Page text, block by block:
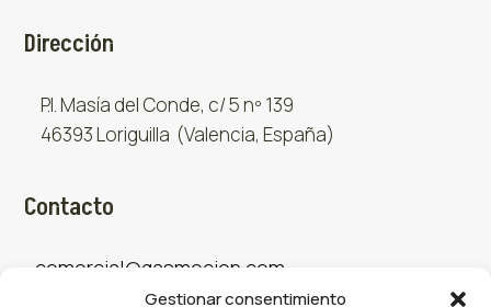
Gestionar consentimiento
Dirección
P.I. Masía del Conde, c/ 5 nº 139
46393 Loriguilla (Valencia, España)
Contacto
comercial@gasmocion.com